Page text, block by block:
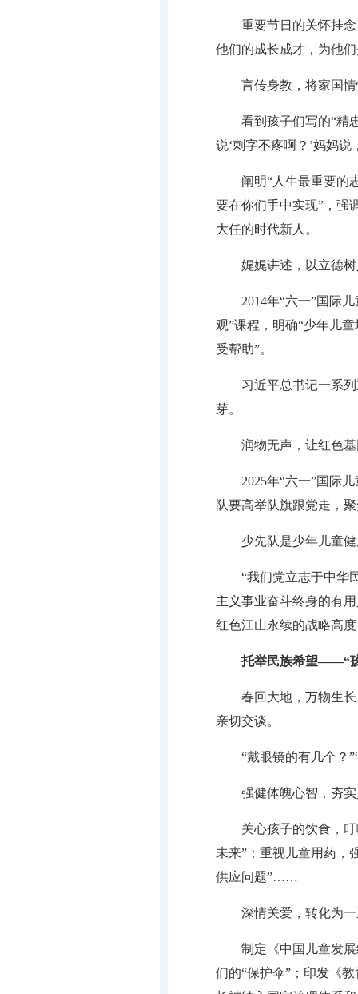
重要节日的关怀挂
他们的成长成才，为他
言传身教，将家国
看到孩子们写的“精
说‘刺字不疼啊？’妈妈
阐明“人生最重要的
要在你们手中实现”，强
大任的时代新人。
娓娓讲述，以立德
2014年“六一”国际
观”课程，明确“少年儿
受帮助”。
习近平总书记一系
芽。
润物无声，让红色
2025年“六一”国际
队要高举队旗跟党走，
少先队是少年儿童
“我们党立志于中华
主义事业奋斗终身的有
红色江山永续的战略高
托举民族希望——“
春回大地，万物生
亲切交谈。
“戴眼镜的有几个？
强健体魄心智，夯
关心孩子的饮食，
未来”；重视儿童用药，
供应问题”……
深情关爱，转化为
制定《中国儿童发
们的“保护伞”；印发《